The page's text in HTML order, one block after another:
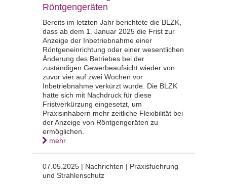
Röntgengeräten
Bereits im letzten Jahr berichtete die BLZK,
dass ab dem 1. Januar 2025 die Frist zur
Anzeige der Inbetriebnahme einer
Röntgeneinrichtung oder einer wesentlichen
Änderung des Betriebes bei der
zuständigen Gewerbeaufsicht wieder von
zuvor vier auf zwei Wochen vor
Inbetriebnahme verkürzt wurde. Die BLZK
hatte sich mit Nachdruck für diese
Fristverkürzung eingesetzt, um
Praxisinhabern mehr zeitliche Flexibilität bei
der Anzeige von Röntgengeräten zu
ermöglichen.
mehr
07.05.2025 | Nachrichten | Praxisfuehrung
und Strahlenschutz